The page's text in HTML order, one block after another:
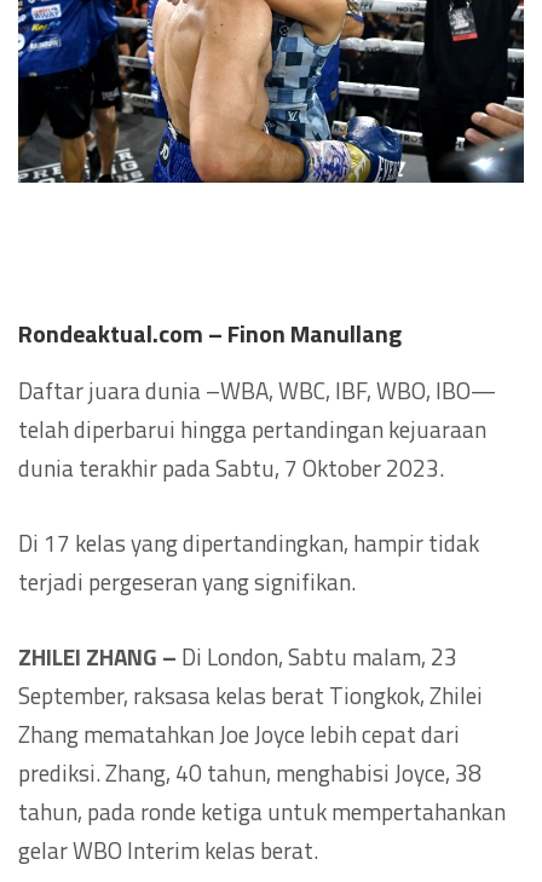
Rondeaktual.com – Finon Manullang
Daftar juara dunia –WBA, WBC, IBF, WBO, IBO—
telah diperbarui hingga pertandingan kejuaraan
dunia terakhir pada Sabtu, 7 Oktober 2023.
Di 17 kelas yang dipertandingkan, hampir tidak
terjadi pergeseran yang signifikan.
ZHILEI ZHANG – Di London, Sabtu malam, 23
September, raksasa kelas berat Tiongkok, Zhilei
Zhang mematahkan Joe Joyce lebih cepat dari
prediksi. Zhang, 40 tahun, menghabisi Joyce, 38
tahun, pada ronde ketiga untuk mempertahankan
gelar WBO Interim kelas berat.